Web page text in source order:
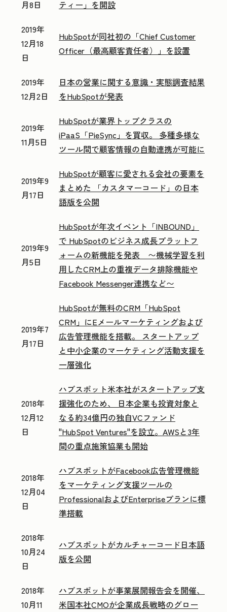
月8日
ティー」を開設
2019年
12月18
日
HubSpotが同社初の「Chief Customer
Officer（最高顧客責任者）」を設置
2019年
12月2日
日本の営業に関する意識・実態調査結果
をHubSpotが発表
2019年
11月5日
HubSpotが業界トップクラスの
iPaaS「PieSync」を買収。 多種多様な
ツール間で顧客情報の自動連携が可能に
2019年9
月17日
HubSpotが顧客に愛される会社の要素を
まとめた 「カスタマーコード」の日本
語版を公開
2019年9
月5日
HubSpotが年次イベント「INBOUND」
で HubSpotのビジネス成長プラットフ
ォームの新機能を発表 〜機械学習を利
用したCRM上の重複データ排除機能や
Facebook Messenger連携など〜
2019年7
月17日
HubSpotが無料のCRM「HubSpot
CRM」にEメールマーケティングおよび
広告管理機能を搭載。 スタートアップ
と中小企業のマーケティング活動支援を
一層強化
2018年
12月12
日
ハブスポット米本社がスタートアップ支
援強化のため、 日本企業も投資対象と
なる約34億円の独自VCファンド
"HubSpot Ventures"を設立。AWSと3年
間の重点施策協業も開始
2018年
12月04
日
ハブスポットがFacebook広告管理機能
をマーケティング支援ツールの
ProfessionalおよびEnterpriseプランに標
準搭載
2018年
10月24
日
ハブスポットがカルチャーコード日本語
版を公開
2018年
10月11
ハブスポットが事業展開報告会を開催、
米国本社CMOが企業成長戦略のグロー